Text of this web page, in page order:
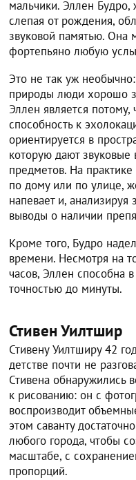
мальчики. Эллен
слепая от рождения,
звуковой памятью. Она
фортепьяно любую
Это не так уж
природы люди хорошо
Эллен является потому,
способность к
ориентируется в
которую дают
предметов. На практике
по дому или по улице,
напевает и,
выводы о наличии
Кроме того, Будро
времени. Несмотря на
часов, Эллен способна
точностью до минуты.
Стивен Уилтшир
Стивену Уилтширу 42
детстве почти не
Стивена обнаружились
к рисованию: он с
воспроизводит
этом саванту
любого города, чтобы
масштабе, с
пропорций.